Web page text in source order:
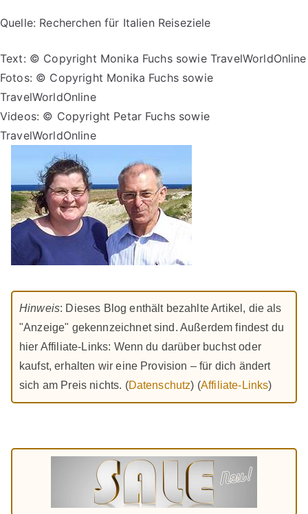
Quelle: Recherchen für Italien Reiseziele
Text: © Copyright Monika Fuchs sowie TravelWorldOnline
Fotos: © Copyright Monika Fuchs sowie
TravelWorldOnline
Videos: © Copyright Petar Fuchs sowie
TravelWorldOnline
Hinweis: Dieses Blog enthält bezahlte Artikel, die als
"Anzeige" gekennzeichnet sind. Außerdem findest du
hier Affiliate-Links: Wenn du darüber buchst oder
kaufst, erhalten wir eine Provision – für dich ändert
sich am Preis nichts. (Datenschutz) (Affiliate-Links)